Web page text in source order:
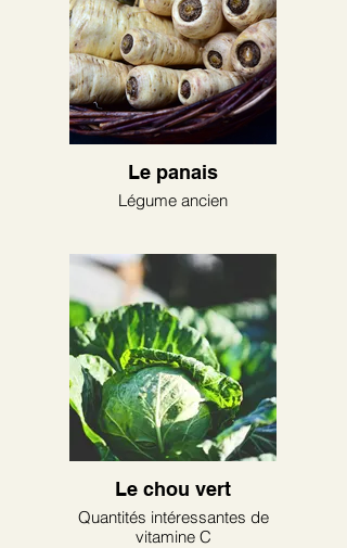
Le panais
Légume ancien
Le chou vert
Quantités intéressantes de
vitamine C